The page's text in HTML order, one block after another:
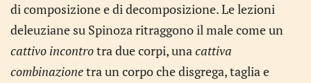
di composizione e di decomposizione. Le lezioni
deleuziane su Spinoza ritraggono il male come un
cattivo incontrotra due corpi, unacattiva
combinazionetra un corpo che disgrega, taglia e